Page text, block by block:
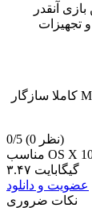
آنقدر
تجهیزات
این بازی با سیستم عامل Big Sur و مک‌های M1 کاملا سازگار
0/5
(0 نظر)
۳.۴۷ گیگابایت
عضویت و دانلود
نکات ضروری